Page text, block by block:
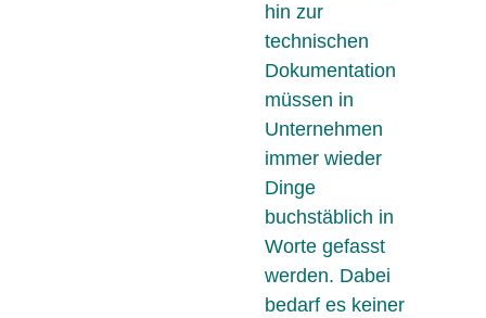
hin zur
technischen
Dokumentation
müssen in
Unternehmen
immer wieder
Dinge
buchstäblich in
Worte gefasst
werden. Dabei
bedarf es keiner